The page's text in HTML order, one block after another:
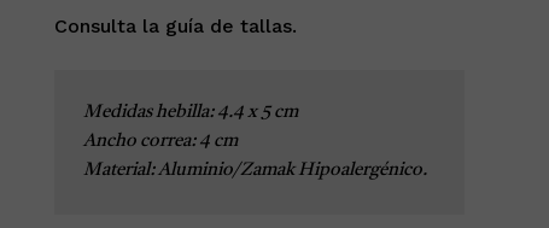
125,00 €
Consulta la guía de tallas.
Medidas hebilla: 4.4 x 5 cm
Ancho correa: 4 cm
Material: Aluminio/Zamak Hipoalergénico.